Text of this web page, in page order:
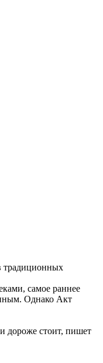
традиционных
самое раннее
Однако Акт
дороже стоит, пишет